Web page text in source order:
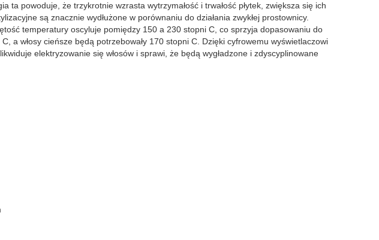
powoduje, że trzykrotnie wzrasta wytrzymałość i trwałość płytek, zwiększa się ich
są znacznie wydłużone w porównaniu do działania zwykłej prostownicy.
temperatury oscyluje pomiędzy 150 a 230 stopni C, co sprzyja dopasowaniu do
a włosy cieńsze będą potrzebowały 170 stopni C. Dzięki cyfrowemu wyświetlaczowi
elektryzowanie się włosów i sprawi, że będą wygładzone i zdyscyplinowane